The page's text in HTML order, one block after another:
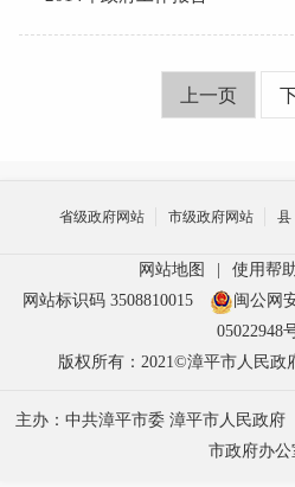
上一页
省级政府网站 市级政府网站 县
网站地图 | 使用帮
网站标识码 3508810015
闽公网
05022948
版权所有：2021©漳平市人民政
主办：中共漳平市委 漳平市人民政府
市政府办公